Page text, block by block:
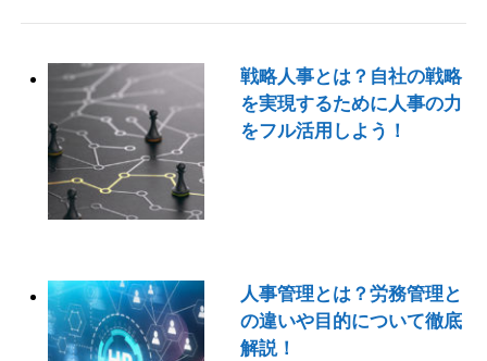
戦略人事とは？自社の戦略
を実現するために人事の力
をフル活用しよう！
人事管理とは？労務管理と
の違いや目的について徹底
解説！